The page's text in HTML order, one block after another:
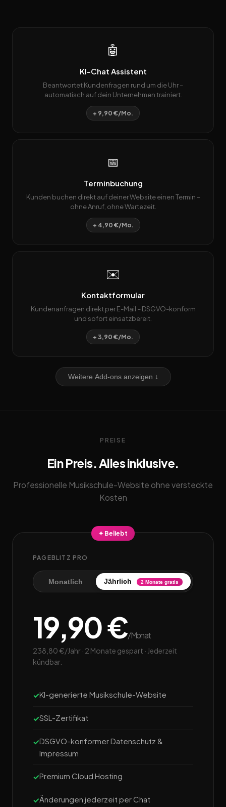
🤖
KI-Chat Assistent
Beantwortet Kundenfragen rund um die Uhr –
automatisch auf dein Unternehmen trainiert.
+ 9,90 €/Mo.
📅
Terminbuchung
Kunden buchen direkt auf deiner Website einen Termin –
ohne Anruf, ohne Wartezeit.
+ 4,90 €/Mo.
✉️
Kontaktformular
Kundenanfragen direkt per E-Mail – DSGVO-konform
und sofort einsatzbereit.
+ 3,90 €/Mo.
Weitere Add-ons anzeigen ↓
PREISE
Ein Preis. Alles inklusive.
Professionelle Musikschule-Website ohne versteckte
Kosten
✦ Beliebt
PAGEBLITZ PRO
Monatlich Jährlich 2 Monate gratis
19,90 €/Monat
238,80 €/Jahr · 2 Monate gespart · Jederzeit
kündbar.
KI-generierte Musikschule-Website
SSL-Zertifikat
DSGVO-konformer Datenschutz &
Impressum
Premium Cloud Hosting
Änderungen jederzeit per Chat